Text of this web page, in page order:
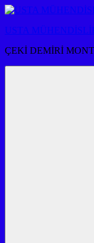
İçeriğe
USTA
ÇEKİ DEMİRİ